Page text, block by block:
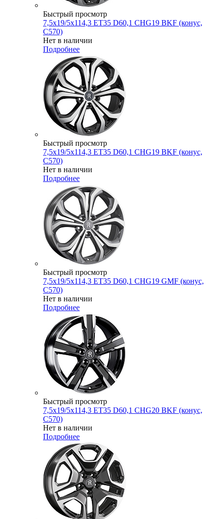
Быстрый просмотр
7,5x19/5x114,3 ET35 D60,1 CHG19 BKF (конус,
C570)
Нет в наличии
Подробнее
Быстрый просмотр
7,5x19/5x114,3 ET35 D60,1 CHG19 BKF (конус,
C570)
Нет в наличии
Подробнее
Быстрый просмотр
7,5x19/5x114,3 ET35 D60,1 CHG19 GMF (конус,
C570)
Нет в наличии
Подробнее
Быстрый просмотр
7,5x19/5x114,3 ET35 D60,1 CHG20 BKF (конус,
C570)
Нет в наличии
Подробнее